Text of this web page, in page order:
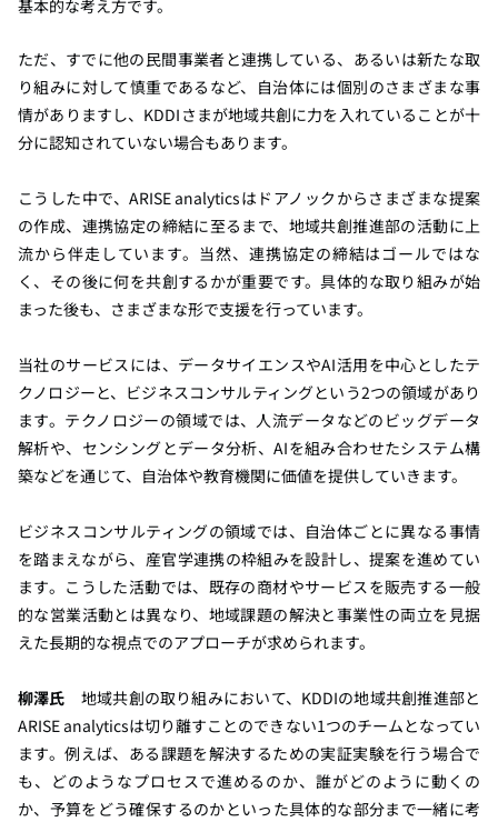
基本的な考え方です。
ただ、すでに他の民間事業者と連携している、あるいは新たな取
り組みに対して慎重であるなど、自治体には個別のさまざまな事
情がありますし、KDDIさまが地域共創に力を入れていることが十
分に認知されていない場合もあります。
こうした中で、ARISE analyticsはドアノックからさまざまな提案
の作成、連携協定の締結に至るまで、地域共創推進部の活動に上
流から伴走しています。当然、連携協定の締結はゴールではな
く、その後に何を共創するかが重要です。具体的な取り組みが始
まった後も、さまざまな形で支援を行っています。
当社のサービスには、データサイエンスやAI活用を中心としたテ
クノロジーと、ビジネスコンサルティングという2つの領域があり
ます。テクノロジーの領域では、人流データなどのビッグデータ
解析や、センシングとデータ分析、AIを組み合わせたシステム構
築などを通じて、自治体や教育機関に価値を提供していきます。
ビジネスコンサルティングの領域では、自治体ごとに異なる事情
を踏まえながら、産官学連携の枠組みを設計し、提案を進めてい
ます。こうした活動では、既存の商材やサービスを販売する一般
的な営業活動とは異なり、地域課題の解決と事業性の両立を見据
えた長期的な視点でのアプローチが求められます。
柳澤氏 地域共創の取り組みにおいて、KDDIの地域共創推進部と
ARISE analyticsは切り離すことのできない1つのチームとなってい
ます。例えば、ある課題を解決するための実証実験を行う場合で
も、どのようなプロセスで進めるのか、誰がどのように動くの
か、予算をどう確保するのかといった具体的な部分まで一緒に考